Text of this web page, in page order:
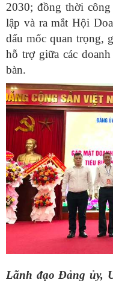
2030; đồng thời
lập và ra mắt Hội
dấu mốc quan trọng,
hỗ trợ giữa các
bàn.
Lãnh đạo Đảng ủy,